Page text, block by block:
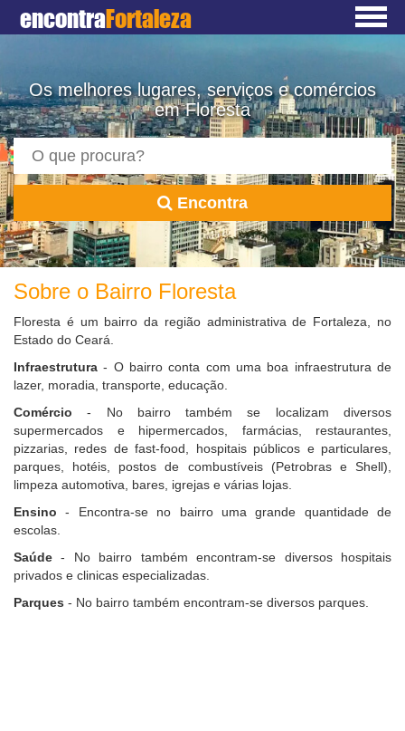
encontraFortaleza
Os melhores lugares, serviços e comércios
em Floresta
Encontra
Sobre o Bairro Floresta
Floresta é um bairro da região administrativa de Fortaleza, no
Estado do Ceará.
Infraestrutura - O bairro conta com uma boa infraestrutura de
lazer, moradia, transporte, educação.
Comércio - No bairro também se localizam diversos
supermercados e hipermercados, farmácias, restaurantes,
pizzarias, redes de fast-food, hospitais públicos e particulares,
parques, hotéis, postos de combustíveis (Petrobras e Shell),
limpeza automotiva, bares, igrejas e várias lojas.
Ensino - Encontra-se no bairro uma grande quantidade de
escolas.
Saúde - No bairro também encontram-se diversos hospitais
privados e clinicas especializadas.
Parques - No bairro também encontram-se diversos parques.